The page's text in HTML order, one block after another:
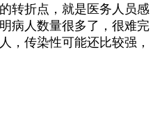
转折点，就是医务人员感
病人数量很多了，很难完
，传染性可能还比较强，